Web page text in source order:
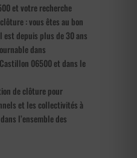
et votre recherche
: vous êtes au bon
depuis plus de 30 ans
dans
06500 et dans le
de clôture pour
et les collectivités à
l’ensemble des